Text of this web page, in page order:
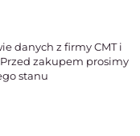
danych z firmy CMT i
zakupem prosimy
stanu